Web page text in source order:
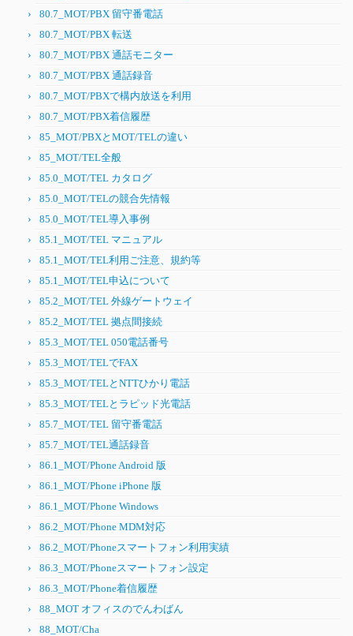
80.7_MOT/PBX 留守番電話
80.7_MOT/PBX 転送
80.7_MOT/PBX 通話モニター
80.7_MOT/PBX 通話録音
80.7_MOT/PBXで構内放送を利用
80.7_MOT/PBX着信履歴
85_MOT/PBXとMOT/TELの違い
85_MOT/TEL全般
85.0_MOT/TEL カタログ
85.0_MOT/TELの競合先情報
85.0_MOT/TEL導入事例
85.1_MOT/TEL マニュアル
85.1_MOT/TEL利用ご注意、規約等
85.1_MOT/TEL申込について
85.2_MOT/TEL 外線ゲートウェイ
85.2_MOT/TEL 拠点間接続
85.3_MOT/TEL 050電話番号
85.3_MOT/TELでFAX
85.3_MOT/TELとNTTひかり電話
85.3_MOT/TELとラピッド光電話
85.7_MOT/TEL 留守番電話
85.7_MOT/TEL通話録音
86.1_MOT/Phone Android 版
86.1_MOT/Phone iPhone 版
86.1_MOT/Phone Windows
86.2_MOT/Phone MDM対応
86.2_MOT/Phoneスマートフォン利用実績
86.3_MOT/Phoneスマートフォン設定
86.3_MOT/Phone着信履歴
88_MOT オフィスのでんわばん
88_MOT/Cha